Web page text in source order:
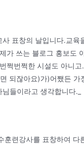
사 표창의 날입니다.교육
가 쓰는 블로그 홍보도
쩍번쩍한 시설도 아니고
되잖아요)가)어쨌든 가
들이라고 생각합니다._
훈련강사를 표창하여 다